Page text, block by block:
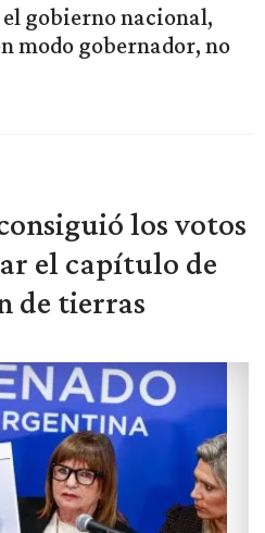
gobierno nacional,
modo gobernador, no
los votos
el capítulo de
de tierras